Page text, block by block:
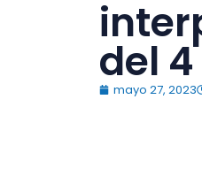
del
mayo 27, 2023